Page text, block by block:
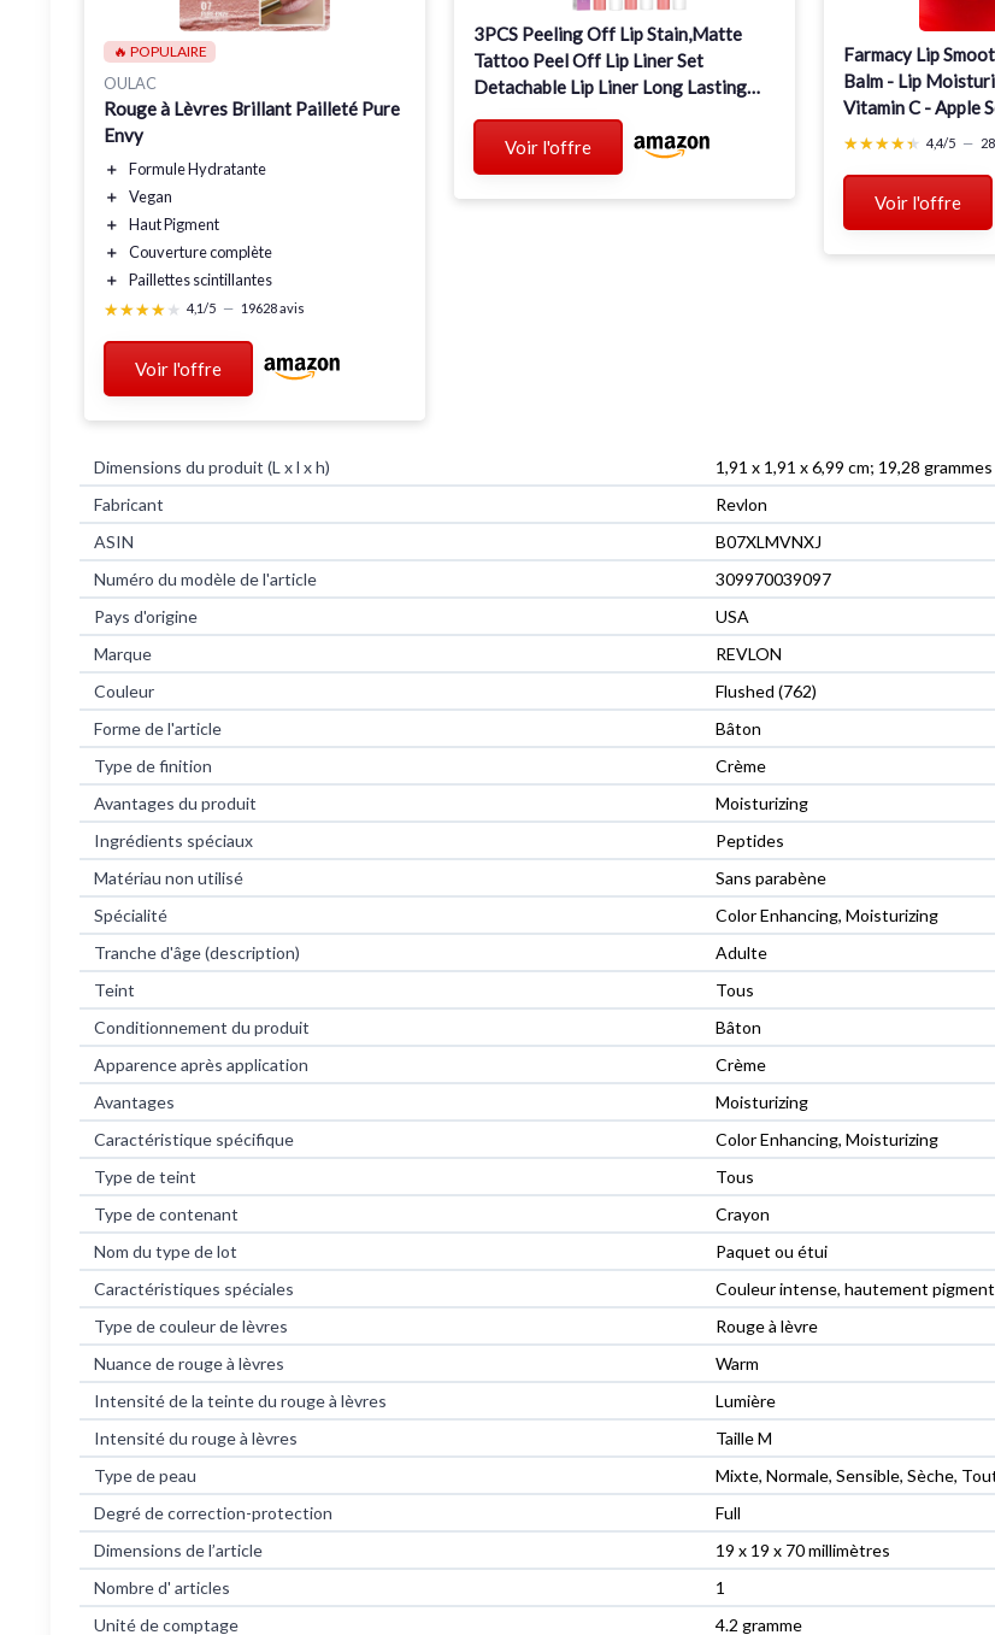
🔥 POPULAIRE
OULAC
Rouge à Lèvres Brillant Pailleté Pure
Envy
＋ FormuleHydratante
＋
Vegan
＋
Haut Pigment
＋
Couverture complète
＋
Paillettes scintillantes
★★★★★
★★★★★ 4,1/5 — 19628 avis
Voir l'offre
3PCS Peeling Off Lip Stain,Matte
Tattoo Peel Off Lip Liner Set
Detachable Lip Liner Long Lasting
Lipstick
Voir l'offre
Farmacy Lip
Balm - Lip
Vitamin C - Apple
Gloss Finish
★★★★★
★★★★★ 4,4/5 —
Voir l'offre
Dimensions du produit (L x l x h)
1,91 x 1,91 x 6,99 cm; 19,28 grammes
Fabricant
Revlon
ASIN
B07XLMVNXJ
Numéro du modèle de l'article
309970039097
Pays d'origine
USA
Marque
REVLON
Couleur
Flushed (762)
Forme de l'article
Bâton
Type de finition
Crème
Avantages du produit
Moisturizing
Ingrédients spéciaux
Peptides
Matériau non utilisé
Sans parabène
Spécialité
Color Enhancing, Moisturizing
Tranche d'âge (description)
Adulte
Teint
Tous
Conditionnement du produit
Bâton
Apparence après application
Crème
Avantages
Moisturizing
Caractéristique spécifique
Color Enhancing, Moisturizing
Type de teint
Tous
Type de contenant
Crayon
Nom du type de lot
Paquet ou étui
Caractéristiques spéciales
Couleur intense, hautement
Type de couleur de lèvres
Rouge à lèvre
Nuance de rouge à lèvres
Warm
Intensité de la teinte du rouge à lèvres
Lumière
Intensité du rouge à lèvres
Taille M
Type de peau
Mixte, Normale, Sensible, Sèche,
Degré de correction-protection
Full
Dimensions de l’article
19 x 19 x 70 millimètres
Nombre d' articles
1
Unité de comptage
4.2 gramme